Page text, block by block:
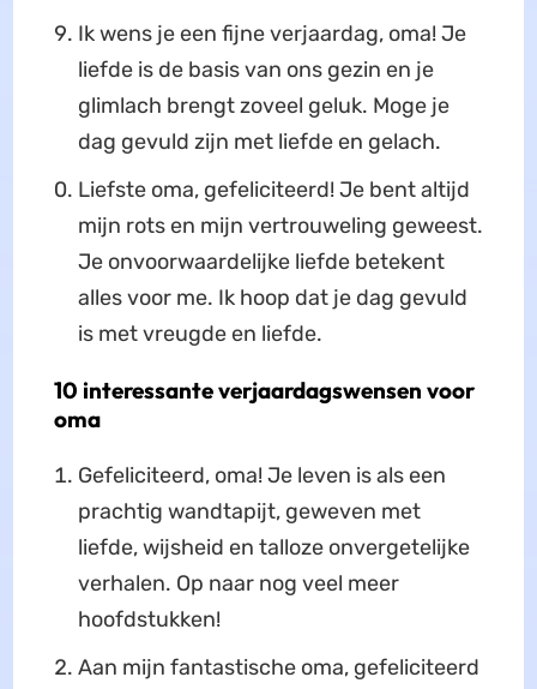
Ik wens je een fijne verjaardag, oma! Je
liefde is de basis van ons gezin en je
glimlach brengt zoveel geluk. Moge je
dag gevuld zijn met liefde en gelach.
Liefste oma, gefeliciteerd! Je bent altijd
mijn rots en mijn vertrouweling geweest.
Je onvoorwaardelijke liefde betekent
alles voor me. Ik hoop dat je dag gevuld
is met vreugde en liefde.
10 interessante verjaardagswensen voor
oma
Gefeliciteerd, oma! Je leven is als een
prachtig wandtapijt, geweven met
liefde, wijsheid en talloze onvergetelijke
verhalen. Op naar nog veel meer
hoofdstukken!
Aan mijn fantastische oma, gefeliciteerd